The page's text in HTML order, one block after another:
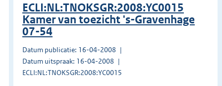
ECLI:NL:TNOKSGR:2008:YC0015
Kamer van toezicht 's-Gravenhage
07-54
Datum publicatie: 16-04-2008
Datum uitspraak: 16-04-2008
ECLI:NL:TNOKSGR:2008:YC0015